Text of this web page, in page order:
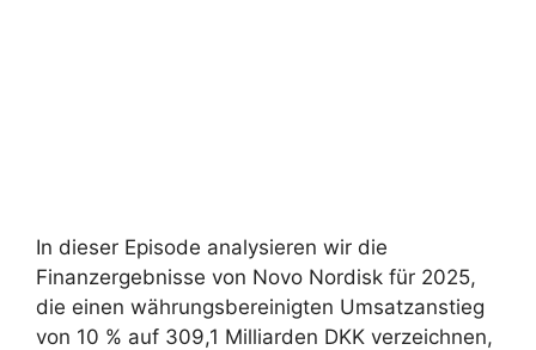
In dieser Episode analysieren wir die
Finanzergebnisse von Novo Nordisk für 2025,
die einen währungsbereinigten Umsatzanstieg
von 10 % auf 309,1 Milliarden DKK verzeichnen,